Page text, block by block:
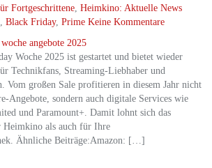
Fortgeschrittene, Heimkino: Aktuelle News
, Black Friday, Prime Keine Kommentare
Woche 2025 ist gestartet und bietet wieder
Technikfans, Streaming-Liebhaber und
Vom großen Sale profitieren in diesem Jahr nicht
Angebote, sondern auch digitale Services wie
und Paramount+. Damit lohnt sich das
als auch für Ihre
Ähnliche Beiträge:Amazon: […]